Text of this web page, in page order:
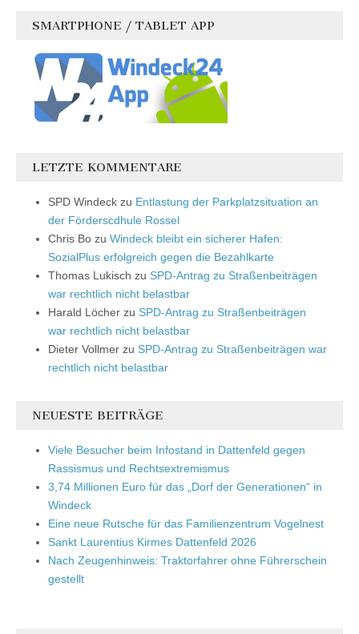
SMARTPHONE / TABLET APP
LETZTE KOMMENTARE
SPD Windeck zu Entlastung der Parkplatzsituation an
der Förderscdhule Rossel
Chris Bo zu Windeck bleibt ein sicherer Hafen:
SozialPlus erfolgreich gegen die Bezahlkarte
Thomas Lukisch zu SPD-Antrag zu Straßenbeiträgen
war rechtlich nicht belastbar
Harald Löcher zu SPD-Antrag zu Straßenbeiträgen
war rechtlich nicht belastbar
Dieter Vollmer zu SPD-Antrag zu Straßenbeiträgen war
rechtlich nicht belastbar
NEUESTE BEITRÄGE
Viele Besucher beim Infostand in Dattenfeld gegen
Rassismus und Rechtsextremismus
3,74 Millionen Euro für das „Dorf der Generationen“ in
Windeck
Eine neue Rutsche für das Familienzentrum Vogelnest
Sankt Laurentius Kirmes Dattenfeld 2026
Nach Zeugenhinweis: Traktorfahrer ohne Führerschein
gestellt